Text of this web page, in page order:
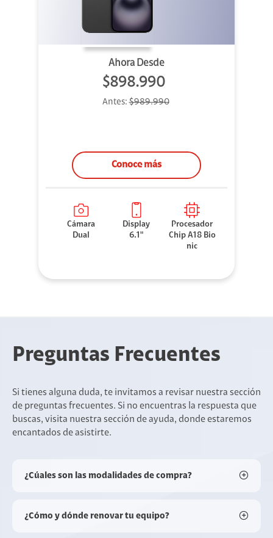
Ahora Desde
$898.990
Antes:$989.990
Conoce más
Cámara
Dual
Display
6.1"
Procesador
Chip A18 Bio
nic
Preguntas Frecuentes
Si tienes alguna duda, te invitamos a revisar nuestra sección
de preguntas frecuentes. Si no encuentras la respuesta que
buscas, visita nuestra sección de ayuda, donde estaremos
encantados de asistirte.
¿Cúales son las modalidades de compra?
¿Cómo y dónde renovar tu equipo?